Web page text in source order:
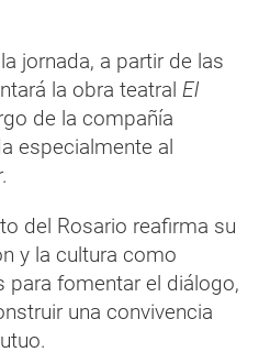
jornada, a partir de las
la obra teatral El
de la compañía
especialmente al
del Rosario reafirma su
y la cultura como
para fomentar el diálogo,
una convivencia